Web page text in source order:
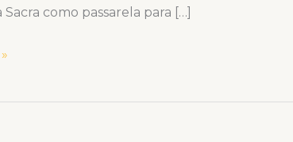
Sacra como passarela para […]